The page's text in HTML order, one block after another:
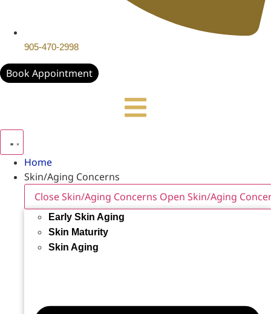
905-470-2998
Book Appointment
Home
Skin/Aging Concerns
Close Skin/Aging Concerns Open Skin/Aging
Early Skin Aging
Skin Maturity
Skin Aging